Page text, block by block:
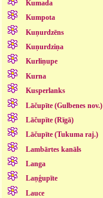
Kumada
Kumpota
Kuņurdzēns
Kuņurdziņa
Kurliņupe
Kurna
Kusperlanks
Lāčupīte (Gulbenes nov.)
Lāčupīte (Rīgā)
Lāčupīte (Tukuma raj.)
Lambārtes kanāls
Langa
Laņģupīte
Lauce